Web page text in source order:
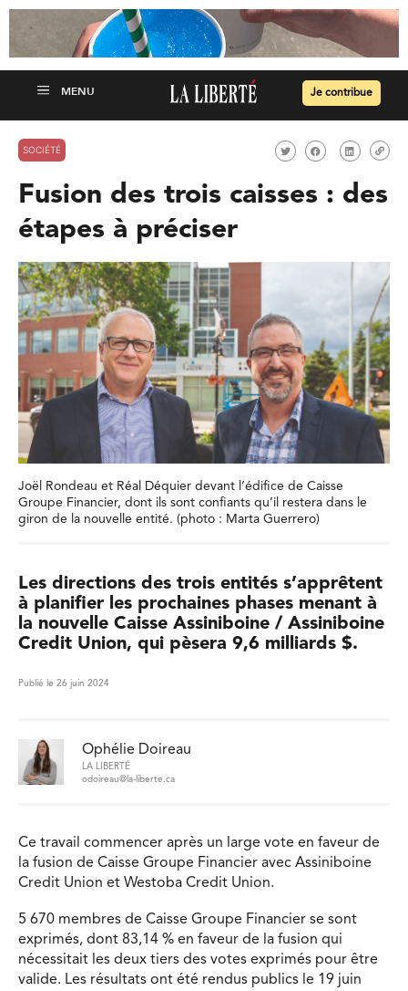
Je contribue
SOCIÉTÉ
Fusion des trois caisses : des
étapes à préciser
Joël Rondeau et Réal Déquier devant l’édifice de Caisse
Groupe Financier, dont ils sont confiants qu’il restera dans le
giron de la nouvelle entité. (photo : Marta Guerrero)
Les directions des trois entités s’apprêtent
à planifier les prochaines phases menant à
la nouvelle Caisse Assiniboine / Assiniboine
Credit Union, qui pèsera 9,6 milliards $.
Publié le 26 juin 2024
Ophélie Doireau
LA LIBERTÉ
odoireau@la-liberte.ca
Ce travail commencer après un large vote en faveur de
la fusion de Caisse Groupe Financier avec Assiniboine
Credit Union et Westoba Credit Union.
5 670 membres de Caisse Groupe Financier se sont
exprimés, dont 83,14 % en faveur de la fusion qui
nécessitait les deux tiers des votes exprimés pour être
valide. Les résultats ont été rendus publics le 19 juin